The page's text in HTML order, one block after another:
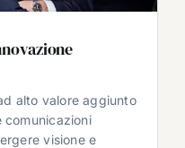
alto valore aggiunto
comunicazioni
visione e